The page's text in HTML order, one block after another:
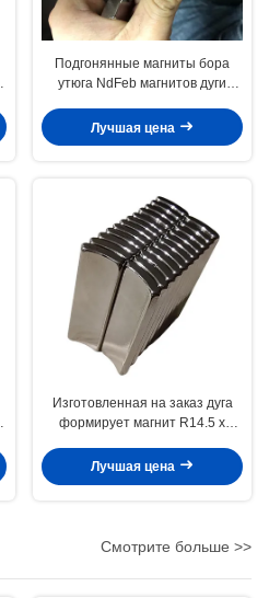
Подгонянные магниты бора
утюга NdFeb магнитов дуги
Лучшая цена
Изготовленная на заказ дуга
формирует магнит R14.5 x
польза 40 N50SH
Лучшая цена
Смотрите больше >>